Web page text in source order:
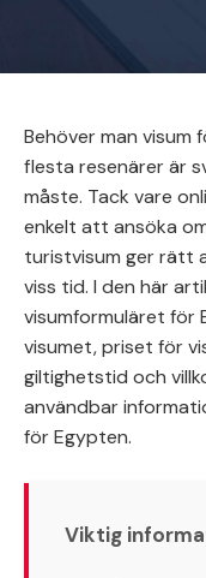
Behöver man visum
flesta resenärer är
måste. Tack vare
enkelt att ansöka
turistvisum ger rätt
viss tid. I den här
visumformuläret för
visumet, priset för
giltighetstid och
användbar
för Egypten.
Viktig